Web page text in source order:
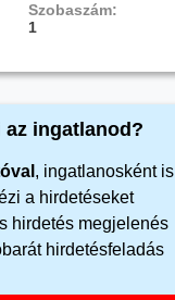
Szobaszám:
1
ingatlanod?
, ingatlanosként is
a hirdetéseket
hirdetés megjelenés
hirdetésfeladás